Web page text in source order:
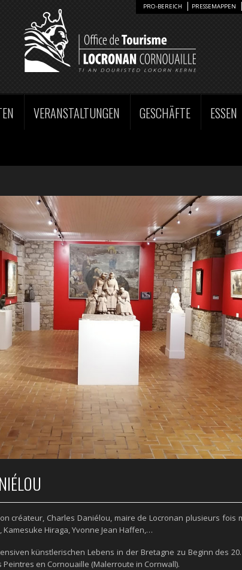
PRO-BEREICH PRESSEMAPPEN
VERANSTALTUNGEN GESCHÄFTE ESSEN
créateur, Charles Daniélou, maire de Locronan plusieurs fois
Hiraga, Yvonne Jean Haffen,…
künstlerischen Lebens in der Bretagne zu Beginn des
en Cornouaille (Malerroute in Cornwall).